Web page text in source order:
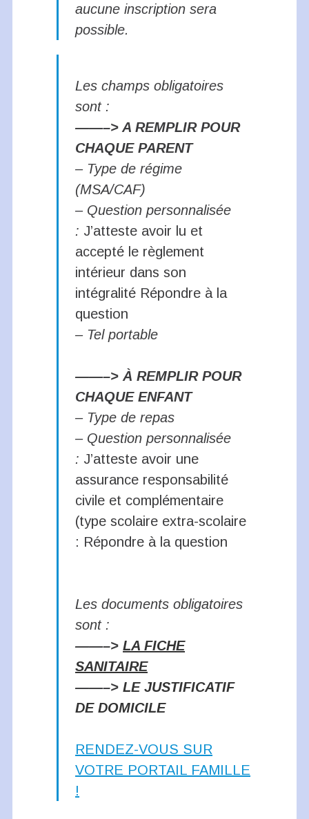
aucune inscription sera
possible.
Les champs obligatoires
sont :
——–> A REMPLIR POUR
CHAQUE PARENT
– Type de régime
(MSA/CAF)
– Question personnalisée
: J’atteste avoir lu et
accepté le règlement
intérieur dans son
intégralité Répondre à la
question
– Tel portable
——–> À REMPLIR POUR
CHAQUE ENFANT
– Type de repas
– Question personnalisée
: J’atteste avoir une
assurance responsabilité
civile et complémentaire
(type scolaire extra-scolaire
: Répondre à la question
Les documents obligatoires
sont :
——–> LA FICHE
SANITAIRE
——–>LE JUSTIFICATIF
DE DOMICILE
RENDEZ-VOUS SUR
VOTRE PORTAIL FAMILLE
!